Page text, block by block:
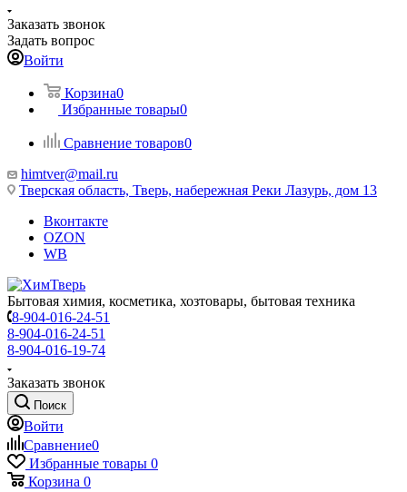
Заказать звонок
Задать вопрос
Войти
Корзина0
Избранные товары0
Сравнение товаров0
himtver@mail.ru
Тверская область, Тверь, набережная Реки Лазурь, дом 13
Вконтакте
OZON
WB
Бытовая химия, косметика, хозтовары, бытовая техника
8-904-016-24-51
8-904-016-24-51
8-904-016-19-74
Заказать звонок
Поиск
Войти
Сравнение0
Избранные товары 0
Корзина 0